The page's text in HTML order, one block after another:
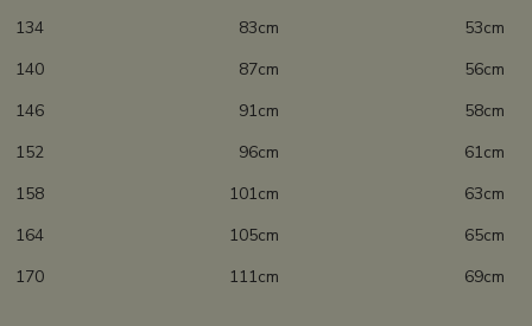
134 83cm 53cm
140 87cm 56cm
146 91cm 58cm
152 96cm 61cm
158 101cm 63cm
164 105cm 65cm
170 111cm 69cm